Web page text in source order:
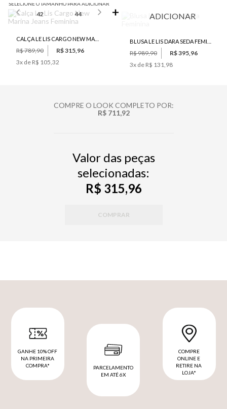
SELECIONE O TAMANHO PARA ADICIONAR
42 44
R$ 789,90
R$ 315,96
3x de R$ 105,32
ADICIONAR
R$ 989,90
R$ 395,96
3x de R$ 131,98
COMPRE O LOOK COMPLETO POR:
R$ 711,92
Valor das peças
selecionadas:
R$ 315,96
COMPRAR
GANHE 10% OFF
NA PRIMEIRA
COMPRA*
PARCELAMENTO
EM ATÉ 6X
COMPRE
ONLINE E
RETIRE NA
LOJA*